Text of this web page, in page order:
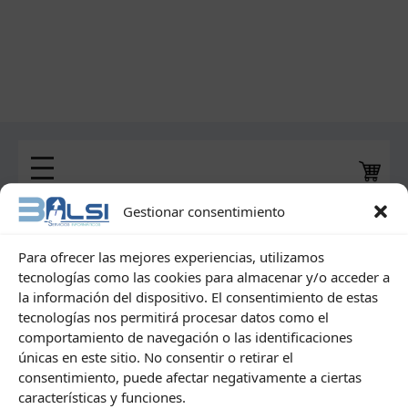
Gestionar consentimiento
Para ofrecer las mejores experiencias, utilizamos
tecnologías como las cookies para almacenar y/o acceder a
la información del dispositivo. El consentimiento de estas
tecnologías nos permitirá procesar datos como el
comportamiento de navegación o las identificaciones
únicas en este sitio. No consentir o retirar el
consentimiento, puede afectar negativamente a ciertas
características y funciones.